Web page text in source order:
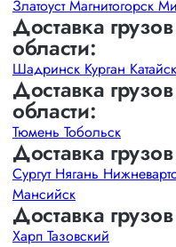
ЗлатоустМагнитогорск
Доставка
области:
Шадринск Курган Катайск
Доставка
области:
Тюмень Тобольск
Доставка
Сургут Нягань
Мансийск
Доставка
Харп Тазовский